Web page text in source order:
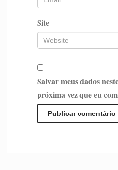
Site
Salvar meus dados
próxima vez que eu